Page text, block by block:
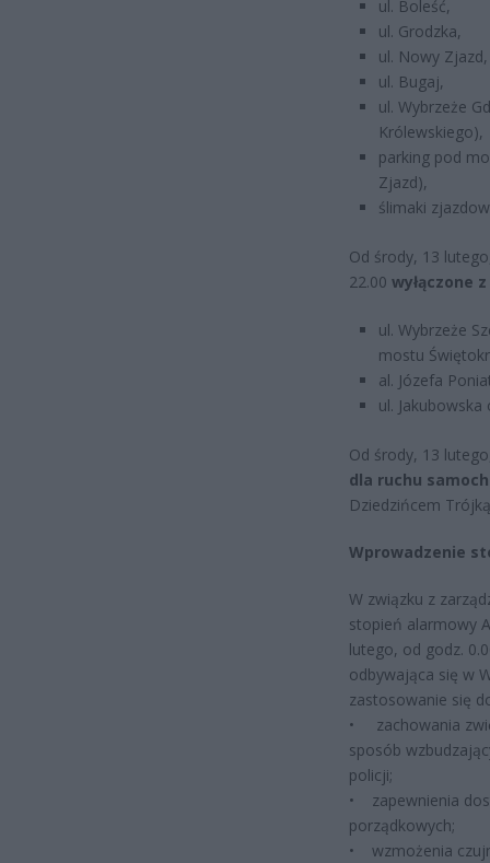
ul. Boleść,
ul. Grodzka,
ul. Nowy Zjazd,
ul. Bugaj,
ul. Wybrzeże
Królewskiego),
parking pod
Zjazd),
ślimaki
Od środy, 13
22.00 wyłączone
ul. Wybrzeże
mostu
al. Józefa
ul.
Od środy, 13
dla ruchu
Dziedzińcem
Wprowadzenie
W związku z
stopień alarmowy
lutego, od godz.
odbywająca się w
zastosowanie się
• zachowania
sposób
policji;
• zapewnienia
porządkowych;
• wzmożenia